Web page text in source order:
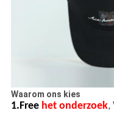
Waarom ons kies
1.Freehet onderzoek,